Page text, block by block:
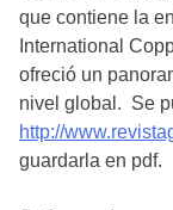
que contiene la
International
ofreció un
nivel global. Se
http://
guardarla en pdf.